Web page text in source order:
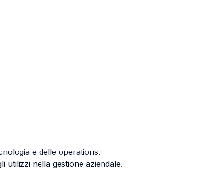
e delle operations.
utilizzi nella gestione aziendale.